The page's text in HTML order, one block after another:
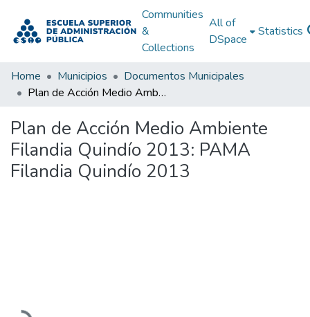
Communities
&
Collections
All of
DSpace
Statistics
Home Municipios
Documentos Municipales
Plan de Acción Medio Ambiente Filandia Quindío 2013: PAMA Filandia Quindío 2013
Plan de Acción Medio Ambiente
Filandia Quindío 2013: PAMA
Filandia Quindío 2013
Loading...